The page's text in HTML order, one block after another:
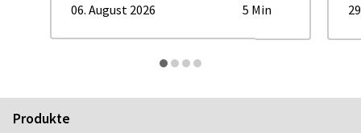
06. August 2026
5 Min
Produkte